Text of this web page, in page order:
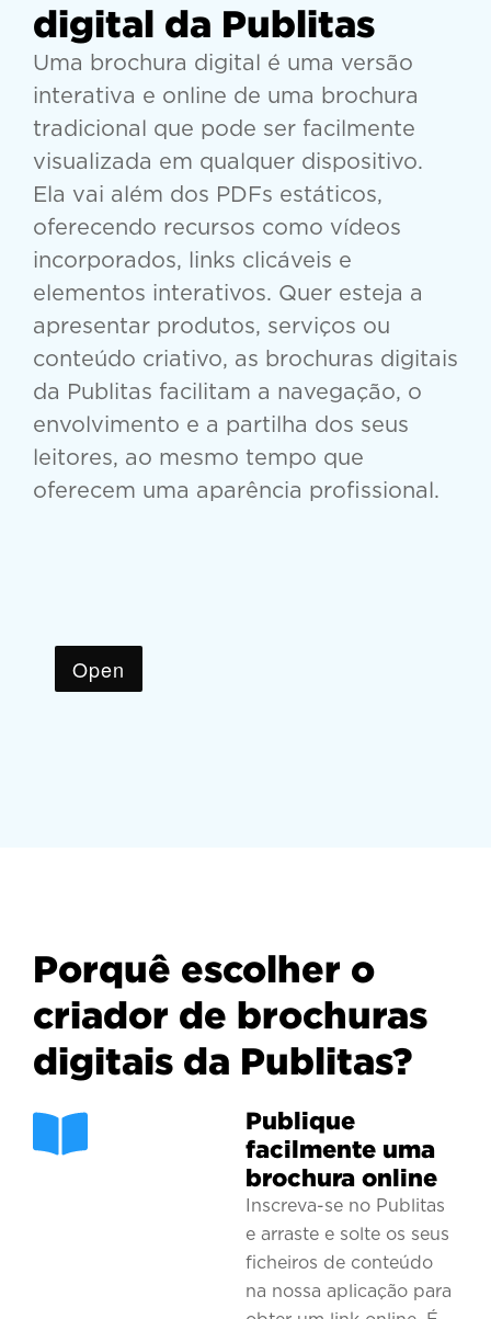
digital da Publitas
Uma brochura digital é uma versão
interativa e online de uma brochura
tradicional que pode ser facilmente
visualizada em qualquer dispositivo.
Ela vai além dos PDFs estáticos,
oferecendo recursos como vídeos
incorporados, links clicáveis e
elementos interativos. Quer esteja a
apresentar produtos, serviços ou
conteúdo criativo, as brochuras digitais
da Publitas facilitam a navegação, o
envolvimento e a partilha dos seus
leitores, ao mesmo tempo que
oferecem uma aparência profissional.
Porquê escolher o
criador de brochuras
digitais da Publitas?
Publique
facilmente uma
brochura online
Inscreva-se no Publitas
e arraste e solte os seus
ficheiros de conteúdo
na nossa aplicação para